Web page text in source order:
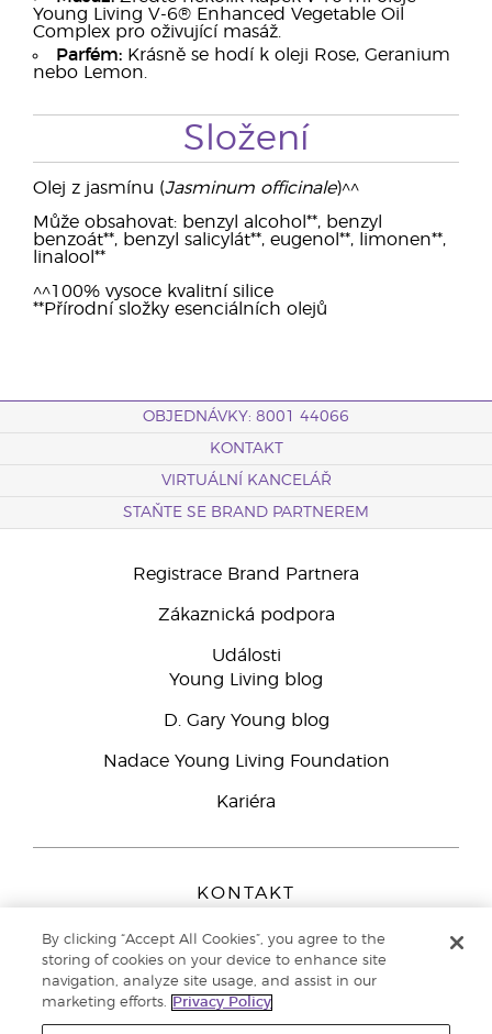
Young Living V-6® Enhanced Vegetable Oil
Complex pro oživující masáž.
Parfém: Krásně se hodí k oleji Rose, Geranium
nebo Lemon.
Složení
Olej z jasmínu (Jasminum officinale)^^
Může obsahovat: benzyl alcohol**, benzyl
benzoát**, benzyl salicylát**, eugenol**, limonen**,
linalool**
^^100% vysoce kvalitní silice
**Přírodní složky esenciálních olejů
OBJEDNÁVKY: 8001 44066
KONTAKT
VIRTUÁLNÍ KANCELÁŘ
STAŇTE SE BRAND PARTNEREM
Registrace Brand Partnera
Zákaznická podpora
Události
Young Living blog
D. Gary Young blog
Nadace Young Living Foundation
Kariéra
KONTAKT
Peizerweg 97
9727 AJ Groningen
Netherlands
Zákaznická podpora800 144 066
By clicking “Accept All Cookies”, you agree to the
storing of cookies on your device to enhance site
navigation, analyze site usage, and assist in our
marketing efforts.
Privacy Policy